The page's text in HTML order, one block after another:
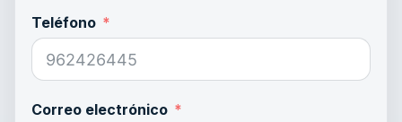
Teléfono
Correo electrónico